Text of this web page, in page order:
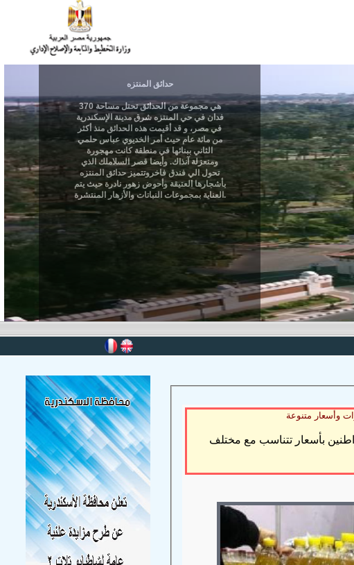
وأسعار متنوعة
بأسعار تتناسب مع مختلف